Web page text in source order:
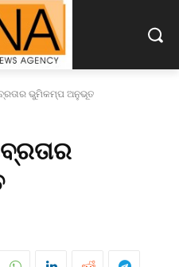
ଭୁମିକମ୍ପ ଅନୁଭୂତ